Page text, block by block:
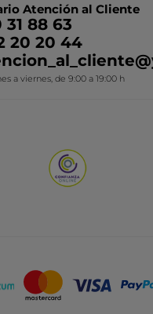
Atención al Cliente
31 88 63
20 20 44
a viernes, de 9:00 a 19:00 h